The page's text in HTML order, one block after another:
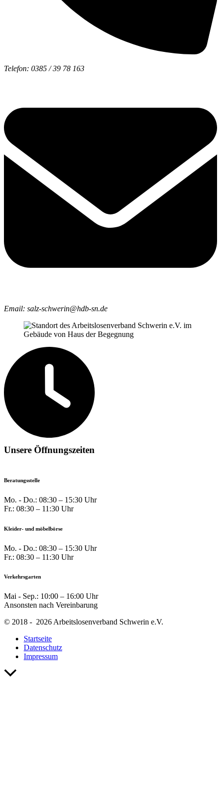
Telefon: 0385 / 39 78 163
Email: salz-schwerin@hdb-sn.de
Unsere Öffnungszeiten
Beratungsstelle
Mo. - Do.: 08:30 – 15:30 Uhr
Fr.: 08:30 – 11:30 Uhr
Kleider- und möbelbörse
Mo. - Do.: 08:30 – 15:30 Uhr
Fr.: 08:30 – 11:30 Uhr
Verkehrsgarten
Mai - Sep.: 10:00 – 16:00 Uhr
Ansonsten nach Vereinbarung
© 2018 - 2026 Arbeitslosenverband Schwerin e.V.
Startseite
Datenschutz
Impressum